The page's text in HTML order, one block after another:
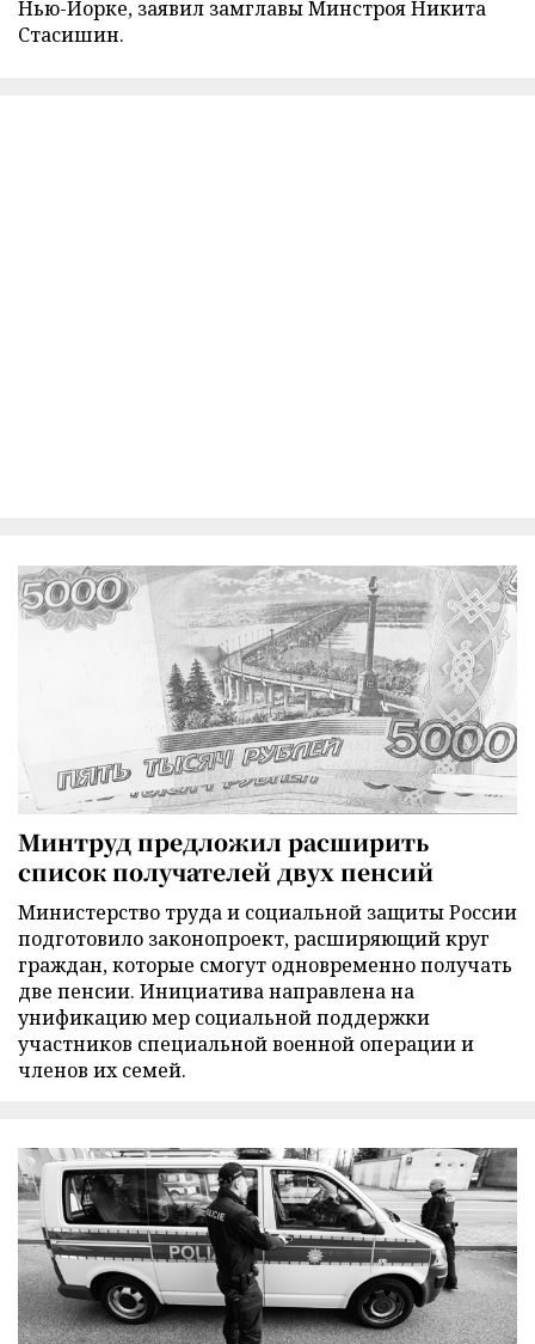
Нью-Йорке, заявил замглавы Минстроя Никита
Стасишин.
Минтруд предложил расширить
список получателей двух пенсий
Министерство труда и социальной защиты России
подготовило законопроект, расширяющий круг
граждан, которые смогут одновременно получать
две пенсии. Инициатива направлена на
унификацию мер социальной поддержки
участников специальной военной операции и
членов их семей.